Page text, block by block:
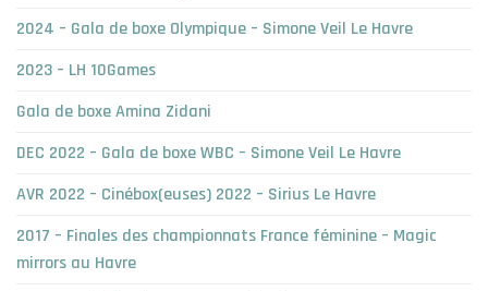
2024 – Gala de boxe Olympique – Simone Veil Le Havre
2023 – LH 10Games
Gala de boxe Amina Zidani
DEC 2022 – Gala de boxe WBC – Simone Veil Le Havre
AVR 2022 – Cinébox(euses) 2022 – Sirius Le Havre
2017 – Finales des championnats France féminine – Magic
mirrors au Havre